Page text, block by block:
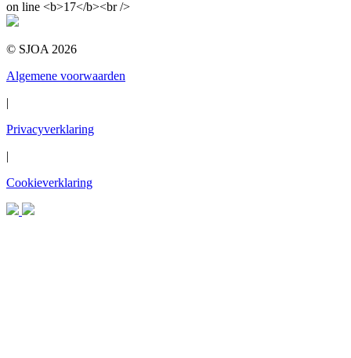
© SJOA 2026
Algemene voorwaarden
|
Privacyverklaring
|
Cookieverklaring